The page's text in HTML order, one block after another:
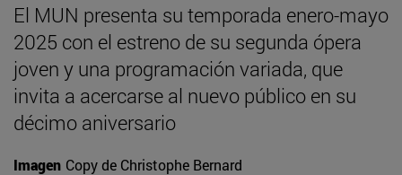
El MUN presenta su temporada enero-mayo
2025 con el estreno de su segunda ópera
joven y una programación variada, que
invita a acercarse al nuevo público en su
décimo aniversario
Imagen Copy de Christophe Bernard